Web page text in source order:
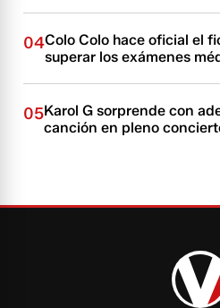
04Colo Colo hace oficial el
superar los exámenes
05Karol G sorprende con
canción en pleno